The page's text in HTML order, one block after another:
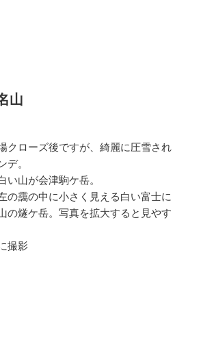
山
クローズ後ですが、綺麗に圧雪され
デ。
い山が会津駒ケ岳。
の靄の中に小さく見える白い富士に
の燧ケ岳。写真を拡大すると見やす
撮影